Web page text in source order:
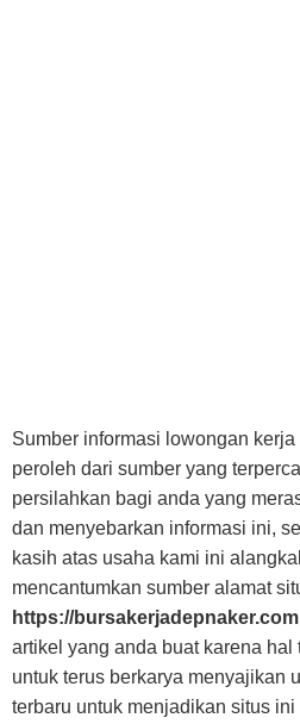
Sumber informasi lowongan
peroleh dari sumber yang
persilahkan bagi anda yang
dan menyebarkan informasi ini,
kasih atas usaha kami ini
mencantumkan sumber alamat
https://bursakerjadepnaker.com
artikel yang anda buat karena hal
untuk terus berkarya menyajikan
terbaru untuk menjadikan situs